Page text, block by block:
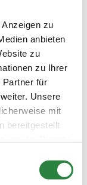
zu
anbieten
zu
zu Ihrer
Partner für
Unsere
mit
bereitgestellt